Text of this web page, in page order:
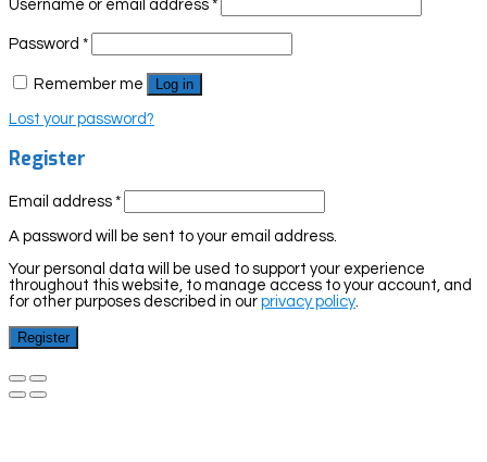
Username or email address *
Password *
Remember me Log in
Lost your password?
Register
Email address *
A password will be sent to your email address.
Your personal data will be used to support your experience
throughout this website, to manage access to your account, and
for other purposes described in our privacy policy.
Register